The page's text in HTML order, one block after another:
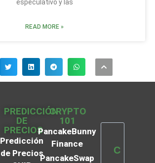
especulativo y las
READ MORE »
PREDICCIÓN
DE
PRECIOS
Predicción
de Precios
CRYPTO
101
PancakeBunny
Finance
PancakeSwap
C